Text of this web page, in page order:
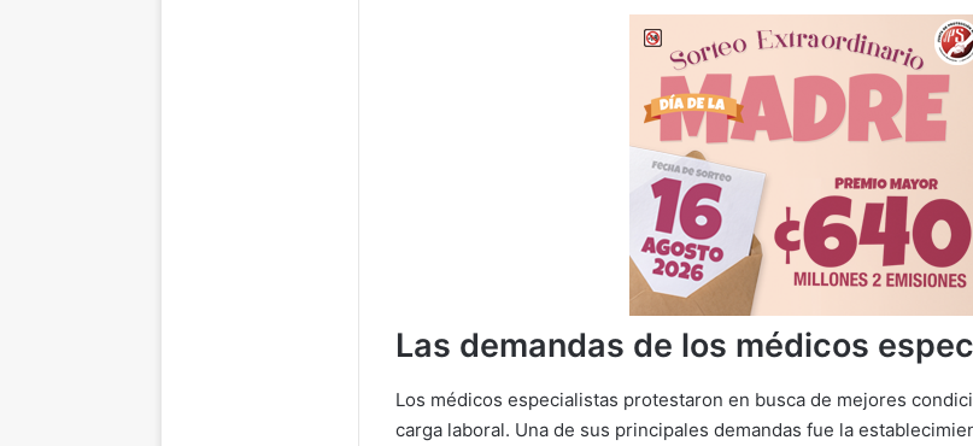
Las demandas de los médicos
Los médicos especialistas protestaron en busca de mejores
carga laboral. Una de sus principales demandas fue la